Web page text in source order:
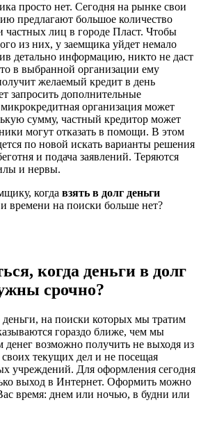
просто нет. Сегодня на рынке свои
предлагают большое количество
частных лиц в городе Пласт. Чтобы
из них, у заемщика уйдет немало
детально информацию, никто не даст
в выбранной организации ему
желаемый кредит в день
запросить дополнительные
организация может
сумму, частный кредитор может
могут отказать в помощи. В этом
по новой искать варианты решения
и подача заявлений. Теряются
и нервы.
когда взять в долг деньги
времени на поиски больше нет?
когда деньги в долг
срочно?
на поиски которых мы тратим
гораздо ближе, чем мы
возможно получить не выходя из
своих текущих дел и не посещая
учреждений. Для оформления сегодня
выход в Интернет. Оформить можно
время: днем или ночью, в будни или